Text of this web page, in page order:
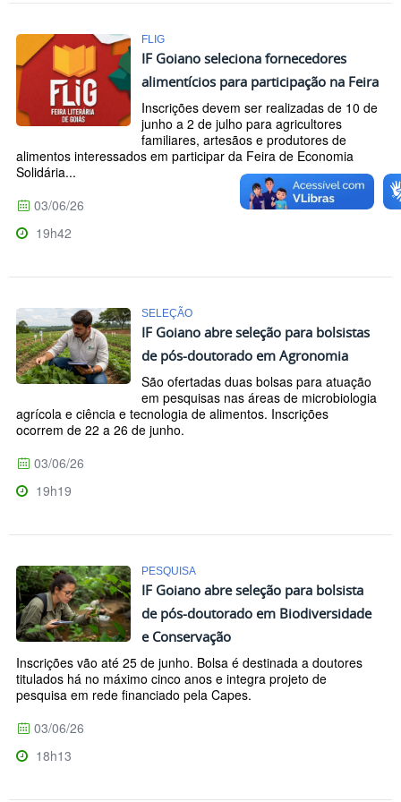
FLIG
IF Goiano seleciona fornecedores
alimentícios para participação na Feira
Inscrições devem ser realizadas de 10 de
junho a 2 de julho para agricultores
familiares, artesãos e produtores de
alimentos interessados em participar da Feira de Economia
Solidária...
03/06/26
19h42
SELEÇÃO
IF Goiano abre seleção para bolsistas
de pós-doutorado em Agronomia
São ofertadas duas bolsas para atuação
em pesquisas nas áreas de microbiologia
agrícola e ciência e tecnologia de alimentos. Inscrições
ocorrem de 22 a 26 de junho.
03/06/26
19h19
PESQUISA
IF Goiano abre seleção para bolsista
de pós-doutorado em Biodiversidade
e Conservação
Inscrições vão até 25 de junho. Bolsa é destinada a doutores
titulados há no máximo cinco anos e integra projeto de
pesquisa em rede financiado pela Capes.
03/06/26
18h13